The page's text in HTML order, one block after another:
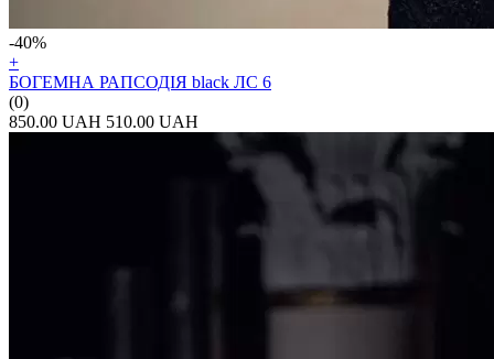
-40%
+
БОГЕМНА РАПСОДІЯ black ЛС 6
(0)
850.00 UAH 510.00 UAH